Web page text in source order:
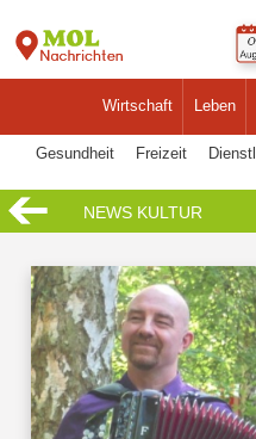
Wirtschaft Leben
Gesundheit Freizeit
NEWS KULTUR